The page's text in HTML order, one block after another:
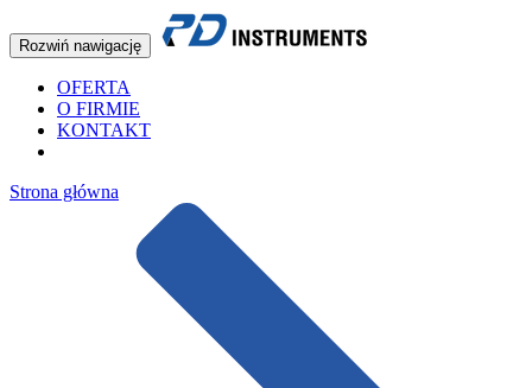
Rozwiń nawigację
OFERTA
O FIRMIE
KONTAKT
Strona główna